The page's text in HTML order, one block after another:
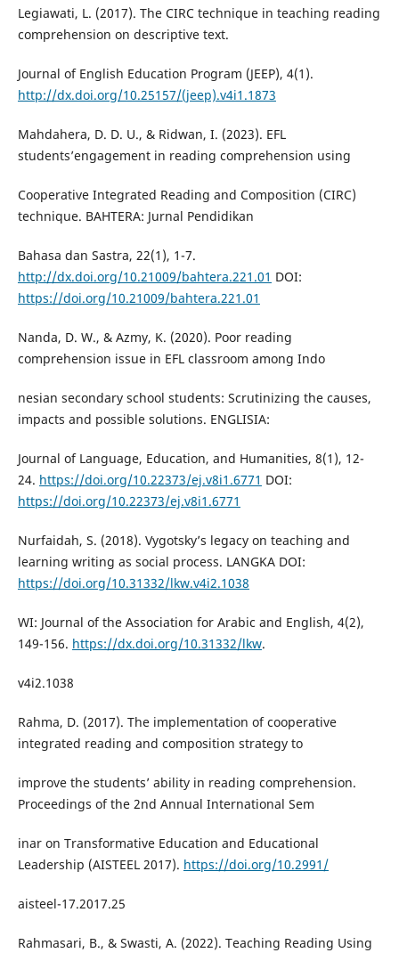
Legiawati, L. (2017). The CIRC technique in teaching reading
comprehension on descriptive text.
Journal of English Education Program (JEEP), 4(1).
http://dx.doi.org/10.25157/(jeep).v4i1.1873
Mahdahera, D. D. U., & Ridwan, I. (2023). EFL
students’engagement in reading comprehension using
Cooperative Integrated Reading and Composition (CIRC)
technique. BAHTERA: Jurnal Pendidikan
Bahasa dan Sastra, 22(1), 1-7.
http://dx.doi.org/10.21009/bahtera.221.01 DOI:
https://doi.org/10.21009/bahtera.221.01
Nanda, D. W., & Azmy, K. (2020). Poor reading
comprehension issue in EFL classroom among Indo
nesian secondary school students: Scrutinizing the causes,
impacts and possible solutions. ENGLISIA:
Journal of Language, Education, and Humanities, 8(1), 12-
24. https://doi.org/10.22373/ej.v8i1.6771 DOI:
https://doi.org/10.22373/ej.v8i1.6771
Nurfaidah, S. (2018). Vygotsky’s legacy on teaching and
learning writing as social process. LANGKA DOI:
https://doi.org/10.31332/lkw.v4i2.1038
WI: Journal of the Association for Arabic and English, 4(2),
149-156. https://dx.doi.org/10.31332/lkw.
v4i2.1038
Rahma, D. (2017). The implementation of cooperative
integrated reading and composition strategy to
improve the students’ ability in reading comprehension.
Proceedings of the 2nd Annual International Sem
inar on Transformative Education and Educational
Leadership (AISTEEL 2017). https://doi.org/10.2991/
aisteel-17.2017.25
Rahmasari, B., & Swasti, A. (2022). Teaching Reading Using